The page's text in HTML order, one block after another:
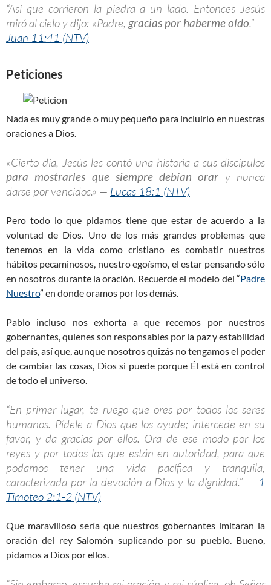
“Así que corrieron la piedra a un lado. Entonces Jesús
miró al cielo y dijo: «Padre, gracias por haberme oído.” —
Juan 11:41 (NTV)
Peticiones
Nada es muy grande o muy pequeño para incluirlo en nuestras
oraciones a Dios.
«Cierto día, Jesús les contó una historia a sus discípulos
para mostrarles que siempre debían orar y nunca
darse por vencidos.» — Lucas 18:1 (NTV)
Pero todo lo que pidamos tiene que estar de acuerdo a la
voluntad de Dios. Uno de los más grandes problemas que
tenemos en la vida como cristiano es combatir nuestros
hábitos pecaminosos, nuestro egoísmo, el estar pensando sólo
en nosotros durante la oración. Recuerde el modelo del “Padre
Nuestro” en donde oramos por los demás.
Pablo incluso nos exhorta a que recemos por nuestros
gobernantes, quienes son responsables por la paz y estabilidad
del país, así que, aunque nosotros quizás no tengamos el poder
de cambiar las cosas, Dios si puede porque Él está en control
de todo el universo.
“En primer lugar, te ruego que ores por todos los seres
humanos. Pídele a Dios que los ayude; intercede en su
favor, y da gracias por ellos. Ora de ese modo por los
reyes y por todos los que están en autoridad, para que
podamos tener una vida pacífica y tranquila,
caracterizada por la devoción a Dios y la dignidad.” — 1
Timoteo 2:1-2 (NTV)
Que maravilloso sería que nuestros gobernantes imitaran la
oración del rey Salomón suplicando por su pueblo. Bueno,
pidamos a Dios por ellos.